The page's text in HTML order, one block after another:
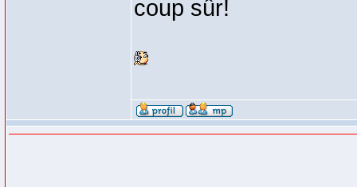
coup sûr!